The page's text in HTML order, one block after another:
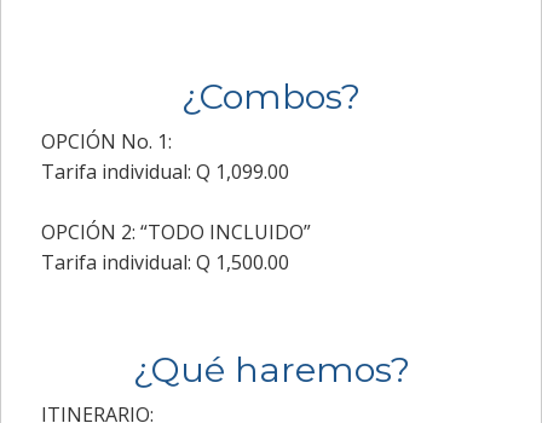
¿Combos?
OPCIÓN No. 1:
Tarifa individual: Q 1,099.00
OPCIÓN 2: “TODO INCLUIDO”
Tarifa individual: Q 1,500.00
¿Qué haremos?
ITINERARIO: